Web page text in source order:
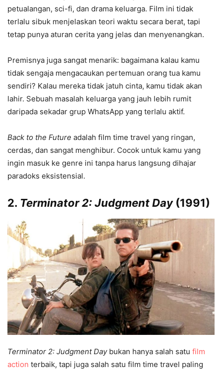
petualangan, sci-fi, dan drama keluarga. Film ini tidak
terlalu sibuk menjelaskan teori waktu secara berat, tapi
tetap punya aturan cerita yang jelas dan menyenangkan.
Premisnya juga sangat menarik: bagaimana kalau kamu
tidak sengaja mengacaukan pertemuan orang tua kamu
sendiri? Kalau mereka tidak jatuh cinta, kamu tidak akan
lahir. Sebuah masalah keluarga yang jauh lebih rumit
daripada sekadar grup WhatsApp yang terlalu aktif.
Back to the Future adalah film time travel yang ringan,
cerdas, dan sangat menghibur. Cocok untuk kamu yang
ingin masuk ke genre ini tanpa harus langsung dihajar
paradoks eksistensial.
2. Terminator 2: Judgment Day(1991)
Terminator 2: Judgment Daybukan hanya salah satu film
action terbaik, tapi juga salah satu film time travel paling